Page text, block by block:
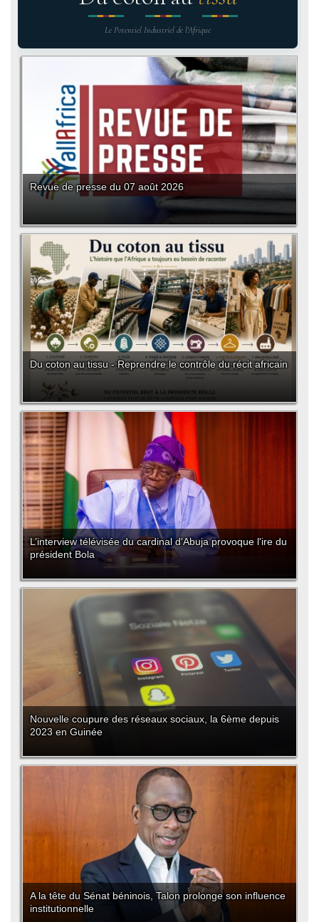
Le Potentiel Industriel de l'Afrique
Revue de presse du 07 août 2026
Du coton au tissu - Reprendre le contrôle du récit africain
L’interview télévisée du cardinal d'Abuja provoque l'ire du
président Bola
Nouvelle coupure des réseaux sociaux, la 6ème depuis
2023 en Guinée
A la tête du Sénat béninois, Talon prolonge son influence
institutionnelle